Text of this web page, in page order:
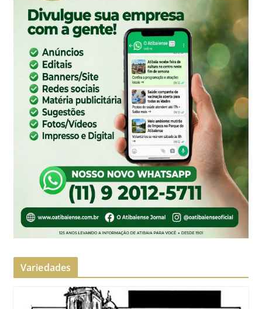
Variedades